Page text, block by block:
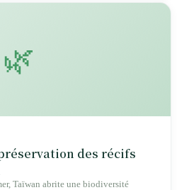
🌿
des récifs
Taïwan abrite une biodiversité